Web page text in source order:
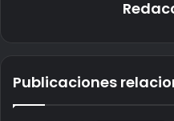
Publicaciones